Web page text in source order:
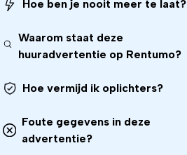
Hoe ben je nooit meer te laat?
Waarom staat deze
huuradvertentie op Rentumo?
Hoe vermijd ik oplichters?
Foute gegevens in deze
advertentie?